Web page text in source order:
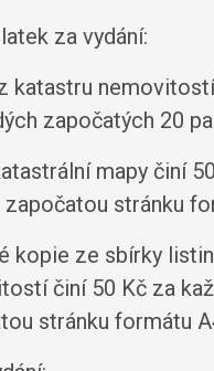
za vydání:
katastru
započatých 20
mapy činí
započatou stránku
kopie ze sbírky
činí 50 Kč za
stránku formátu